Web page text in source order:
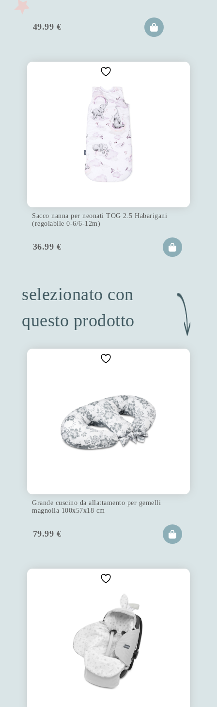
49.99 €
Sacco nanna per neonati TOG 2.5 Habarigani
(regolabile 0-6/6-12m)
36.99 €
selezionato con
questo prodotto
Grande cuscino da allattamento per gemelli
magnolia 100x57x18 cm
79.99 €